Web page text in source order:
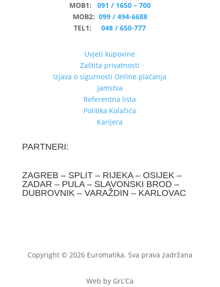
MOB1: 091 / 1650 – 700
MOB2: 099 / 494-6688
TEL1:048 / 650-777
Uvjeti kupovine
Zaštita privatnosti
Izjava o sigurnosti Online plaćanja
Jamstva
Referentna lista
Politika Kolačića
Karijera
PARTNERI:
ZAGREB – SPLIT – RIJEKA – OSIJEK –
ZADAR – PULA – SLAVONSKI BROD –
DUBROVNIK – VARAŽDIN – KARLOVAC
Copyright © 2026 Euromatika. Sva prava zadržana
Web by GrL’Ca